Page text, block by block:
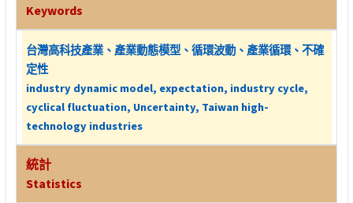
Keywords
台灣高科技產業、產業動態模型、循環波動、產業循環、不確
定性
industry dynamic model, expectation, industry cycle,
cyclical fluctuation, Uncertainty, Taiwan high-
technology industries
統計
Statistics